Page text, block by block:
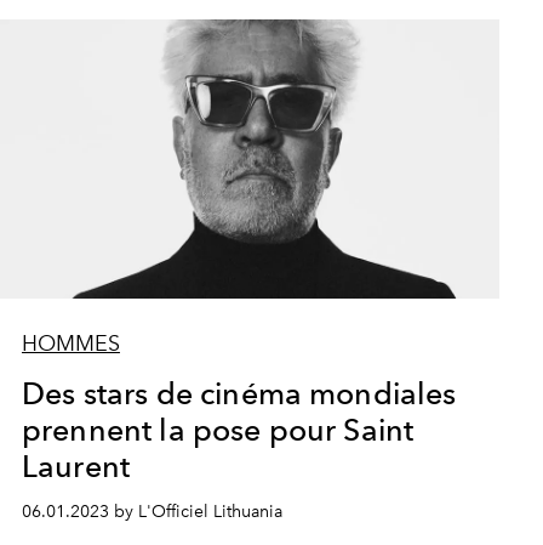
HOMMES
Des stars de cinéma mondiales
prennent la pose pour Saint
Laurent
06.01.2023 by L'Officiel Lithuania